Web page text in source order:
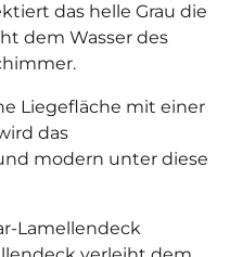
das helle Grau die
dem Wasser des
Liegefläche mit einer
das
modern unter diese
Lamellendeck